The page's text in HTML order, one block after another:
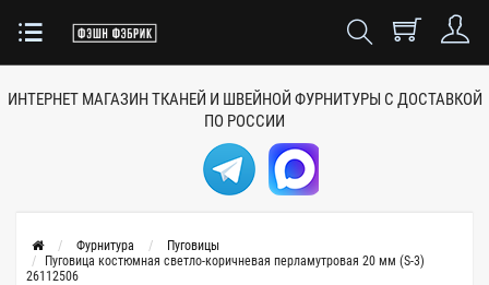
ИНТЕРНЕТ МАГАЗИН ТКАНЕЙ И ШВЕЙНОЙ ФУРНИТУРЫ С ДОСТАВКОЙ
ПО РОССИИ
Фурнитура
Пуговицы
Пуговица костюмная светло-коричневая перламутровая 20 мм (S-3)
26112506